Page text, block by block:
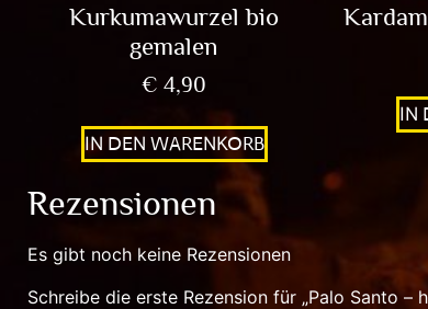
Kurkumawurzel bio
gemalen
€ 4,90
IN DEN WARENKORB
IN
Rezensionen
Es gibt noch keine Rezensionen
Schreibe die erste Rezension für „Palo Santo –